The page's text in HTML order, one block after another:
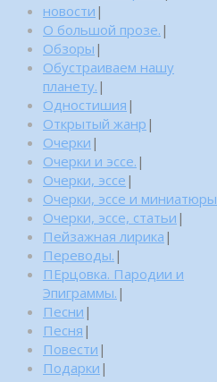
новости |
О большой прозе. |
Обзоры |
Обустраиваем нашу
планету. |
Одностишия |
Открытый жанр |
Очерки |
Очерки и эссе. |
Очерки, эссе |
Очерки, эссе и миниатюры
Очерки, эссе, статьи |
Пейзажная лирика |
Переводы. |
ПЕрцовка. Пародии и
Эпиграммы. |
Песни |
Песня |
Повести |
Подарки |